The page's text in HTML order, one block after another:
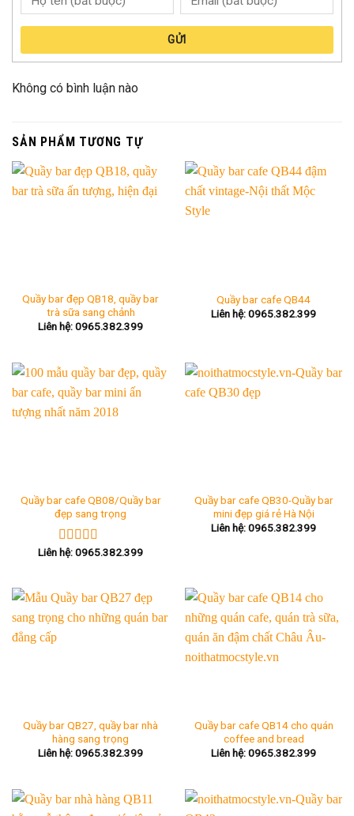
GỬI
Không có bình luận nào
SẢN PHẨM TƯƠNG TỰ
Quầy bar đẹp QB18, quầy bar
trà sữa sang chảnh
Liên hệ: 0965.382.399
Quầy bar cafe QB44
Liên hệ: 0965.382.399
Quầy bar cafe QB08/Quầy bar
đẹp sang trọng
Được xếp
Liên hệ: 0965.382.399
Quầy bar cafe QB30-Quầy bar
mini đẹp giá rẻ Hà Nội
Liên hệ: 0965.382.399
Quầy bar QB27, quầy bar nhà
hàng sang trọng
Liên hệ: 0965.382.399
Quầy bar cafe QB14 cho quán
coffee and bread
Liên hệ: 0965.382.399